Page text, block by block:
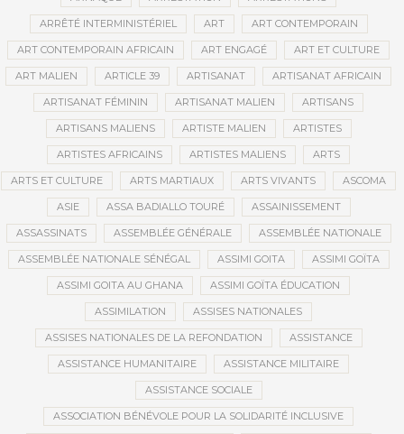
ARRÊTÉ INTERMINISTÉRIEL ART ART CONTEMPORAIN
ART CONTEMPORAIN AFRICAIN ART ENGAGÉ ART ET CULTURE
ART MALIEN ARTICLE 39 ARTISANAT ARTISANAT AFRICAIN
ARTISANAT FÉMININ ARTISANAT MALIEN ARTISANS
ARTISANS MALIENS ARTISTE MALIEN ARTISTES
ARTISTES AFRICAINS ARTISTES MALIENS ARTS
ARTS ET CULTURE ARTS MARTIAUX ARTS VIVANTS ASCOMA
ASIE ASSA BADIALLO TOURÉ ASSAINISSEMENT
ASSASSINATS ASSEMBLÉE GÉNÉRALE ASSEMBLÉE NATIONALE
ASSEMBLÉE NATIONALE SÉNÉGAL ASSIMI GOITA ASSIMI GOÏTA
ASSIMI GOITA AU GHANA ASSIMI GOÏTA ÉDUCATION
ASSIMILATION ASSISES NATIONALES
ASSISES NATIONALES DE LA REFONDATION ASSISTANCE
ASSISTANCE HUMANITAIRE ASSISTANCE MILITAIRE
ASSISTANCE SOCIALE
ASSOCIATION BÉNÉVOLE POUR LA SOLIDARITÉ INCLUSIVE